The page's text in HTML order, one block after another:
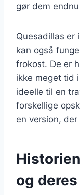
gør dem
Quesadillas er
kan også
frokost. De er
ikke meget tid
ideelle til en
forskellige
en version,
og